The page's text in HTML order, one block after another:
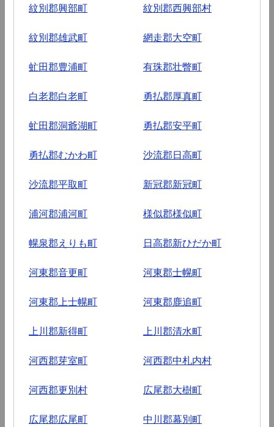
紋別郡興部町 紋別郡西興部村
紋別郡雄武町 網走郡大空町
虻田郡豊浦町 有珠郡壮瞥町
白老郡白老町 勇払郡厚真町
虻田郡洞爺湖町 勇払郡安平町
勇払郡むかわ町 沙流郡日高町
沙流郡平取町 新冠郡新冠町
浦河郡浦河町 様似郡様似町
幌泉郡えりも町 日高郡新ひだか町
河東郡音更町 河東郡士幌町
河東郡上士幌町 河東郡鹿追町
上川郡新得町 上川郡清水町
河西郡芽室町 河西郡中札内村
河西郡更別村 広尾郡大樹町
広尾郡広尾町 中川郡幕別町